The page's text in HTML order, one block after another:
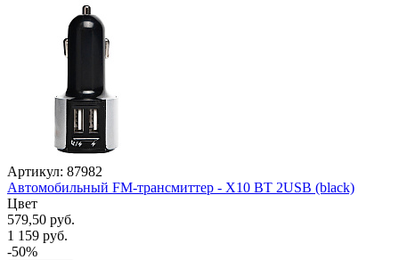
Артикул: 87982
Автомобильный FM-трансмиттер - X10 BT 2USB (black)
Цвет
579,50 руб.
1 159 руб.
-50%